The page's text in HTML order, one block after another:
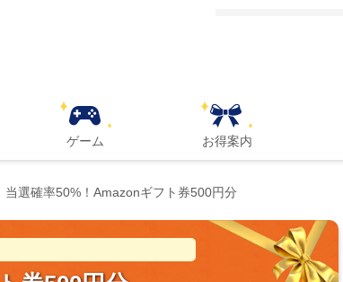
ゲーム お得案内
当選確率50%！Amazonギフト券500円分